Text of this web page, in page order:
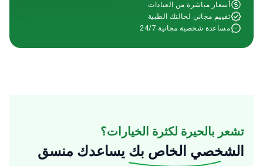
أسعار مباشرة من العيادات
تقييم مجاني لحالتك الطبية
مساعدة شخصية مجانية 24/7
تشعر بالحيرة لكثرة الخيارات؟
الشخصي الخاص بك يساعدك منسق